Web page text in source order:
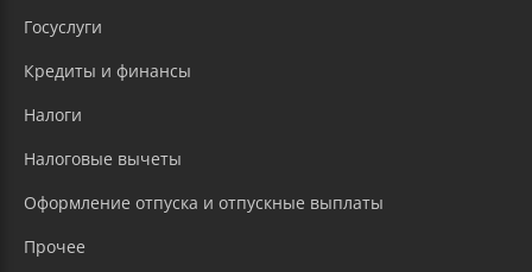
Госуслуги
Кредиты и финансы
Налоги
Налоговые вычеты
Оформление отпуска и отпускные выплаты
Прочее